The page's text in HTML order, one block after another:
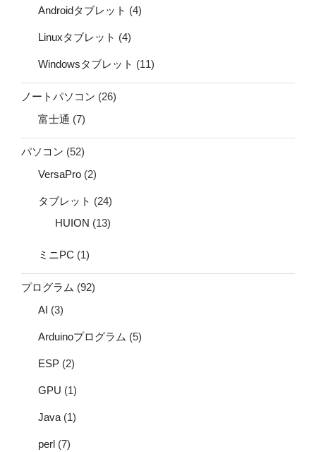
Androidタブレット (4)
Linuxタブレット (4)
Windowsタブレット (11)
ノートパソコン (26)
富士通 (7)
パソコン (52)
VersaPro (2)
タブレット (24)
HUION (13)
ミニPC (1)
プログラム (92)
AI (3)
Arduinoプログラム (5)
ESP (2)
GPU (1)
Java (1)
perl (7)